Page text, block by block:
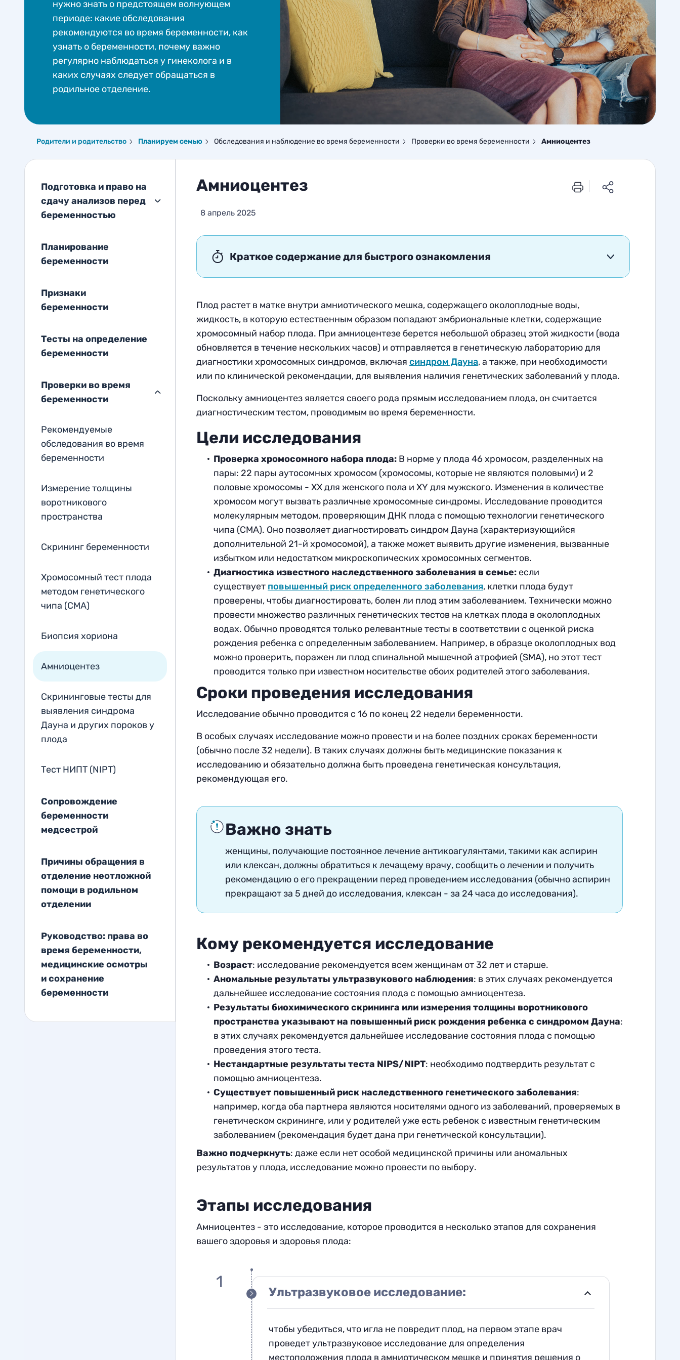
нужно знать о предстоящем волнующем
периоде: какие обследования
рекомендуются во время беременности, как
узнать о беременности, почему важно
регулярно наблюдаться у гинеколога и в
каких случаях следует обращаться в
родильное отделение.
Родители и родительство Планируем семью Обследования и наблюдение во время беременности Проверки во время беременности Амниоцентез
Подготовка и право на
сдачу анализов перед
беременностью
Планирование
беременности
Признаки
беременности
Тесты на определение
беременности
Проверки во время
беременности
Рекомендуемые
обследования во время
беременности
Измерение толщины
воротникового
пространства
Скрининг беременности
Хромосомный тест плода
методом генетического
чипа (CMA)
Биопсия хориона
Амниоцентез
Скрининговые тесты для
выявления синдрома
Дауна и других пороков у
плода
Тест НИПТ (NIPT)
Сопровождение
беременности
медсестрой
Причины обращения в
отделение неотложной
помощи в родильном
отделении
Руководство: права во
время беременности,
медицинские осмотры
и сохранение
беременности
Амниоцентез
8 апрель 2025
Краткое содержание для быстрого ознакомления
Плод растет в матке внутри амниотического мешка, содержащего околоплодные воды,
жидкость, в которую естественным образом попадают эмбриональные клетки, содержащие
хромосомный набор плода. При амниоцентезе берется небольшой образец этой жидкости (вода
обновляется в течение нескольких часов) и отправляется в генетическую лабораторию для
диагностики хромосомных синдромов, включая синдром Дауна, а также, при необходимости
или по клинической рекомендации, для выявления наличия генетических заболеваний у плода.
Поскольку амниоцентез является своего рода прямым исследованием плода, он считается
диагностическим тестом, проводимым во время беременности.
Цели исследования
Проверка хромосомного набора плода: В норме у плода 46 хромосом, разделенных на
пары: 22 пары аутосомных хромосом (хромосомы, которые не являются половыми) и 2
половые хромосомы - XX для женского пола и XY для мужского. Изменения в количестве
хромосом могут вызвать различные хромосомные синдромы. Исследование проводится
молекулярным методом, проверяющим ДНК плода с помощью технологии генетического
чипа (CMA). Оно позволяет диагностировать синдром Дауна (характеризующийся
дополнительной 21-й хромосомой), а также может выявить другие изменения, вызванные
избытком или недостатком микроскопических хромосомных сегментов.
Диагностика известного наследственного заболевания в семье:если
существует повышенный риск определенного заболевания, клетки плода будут
проверены, чтобы диагностировать, болен ли плод этим заболеванием. Технически можно
провести множество различных генетических тестов на клетках плода в околоплодных
водах. Обычно проводятся только релевантные тесты в соответствии с оценкой риска
рождения ребенка с определенным заболеванием. Например, в образце околоплодных вод
можно проверить, поражен ли плод спинальной мышечной атрофией (SMA), но этот тест
проводится только при известном носительстве обоих родителей этого заболевания.
Сроки проведения исследования
Исследование обычно проводится с 16 по конец 22 недели беременности.
В особых случаях исследование можно провести и на более поздних сроках беременности
(обычно после 32 недели). В таких случаях должны быть медицинские показания к
исследованию и обязательно должна быть проведена генетическая консультация,
рекомендующая его.
Важно знать
женщины, получающие постоянное лечение антикоагулянтами, такими как аспирин
или клексан, должны обратиться к лечащему врачу, сообщить о лечении и получить
рекомендацию о его прекращении перед проведением исследования (обычно аспирин
прекращают за 5 дней до исследования, клексан - за 24 часа до исследования).
Кому рекомендуется исследование
Возраст: исследование рекомендуется всем женщинам от 32 лет и старше.
Аномальные результаты ультразвукового наблюдения: в этих случаях рекомендуется
дальнейшее исследование состояния плода с помощью амниоцентеза.
Результаты биохимического скрининга или измерения толщины воротникового
пространства указывают на повышенный риск рождения ребенка с синдромом Дауна:
в этих случаях рекомендуется дальнейшее исследование состояния плода с помощью
проведения этого теста.
Нестандартные результаты теста NIPS/NIPT: необходимо подтвердить результат с
помощью амниоцентеза.
Существует повышенный риск наследственного генетического заболевания:
например, когда оба партнера являются носителями одного из заболеваний, проверяемых в
генетическом скрининге, или у родителей уже есть ребенок с известным генетическим
заболеванием (рекомендация будет дана при генетической консультации).
Важно подчеркнуть: даже если нет особой медицинской причины или аномальных
результатов у плода, исследование можно провести по выбору.
Этапы исследования
Амниоцентез - это исследование, которое проводится в несколько этапов для сохранения
вашего здоровья и здоровья плода:
Ультразвуковое исследование:
чтобы убедиться, что игла не повредит плод, на первом этапе врач
проведет ультразвуковое исследование для определения
местоположения плода в амниотическом мешке и принятия решения о
1